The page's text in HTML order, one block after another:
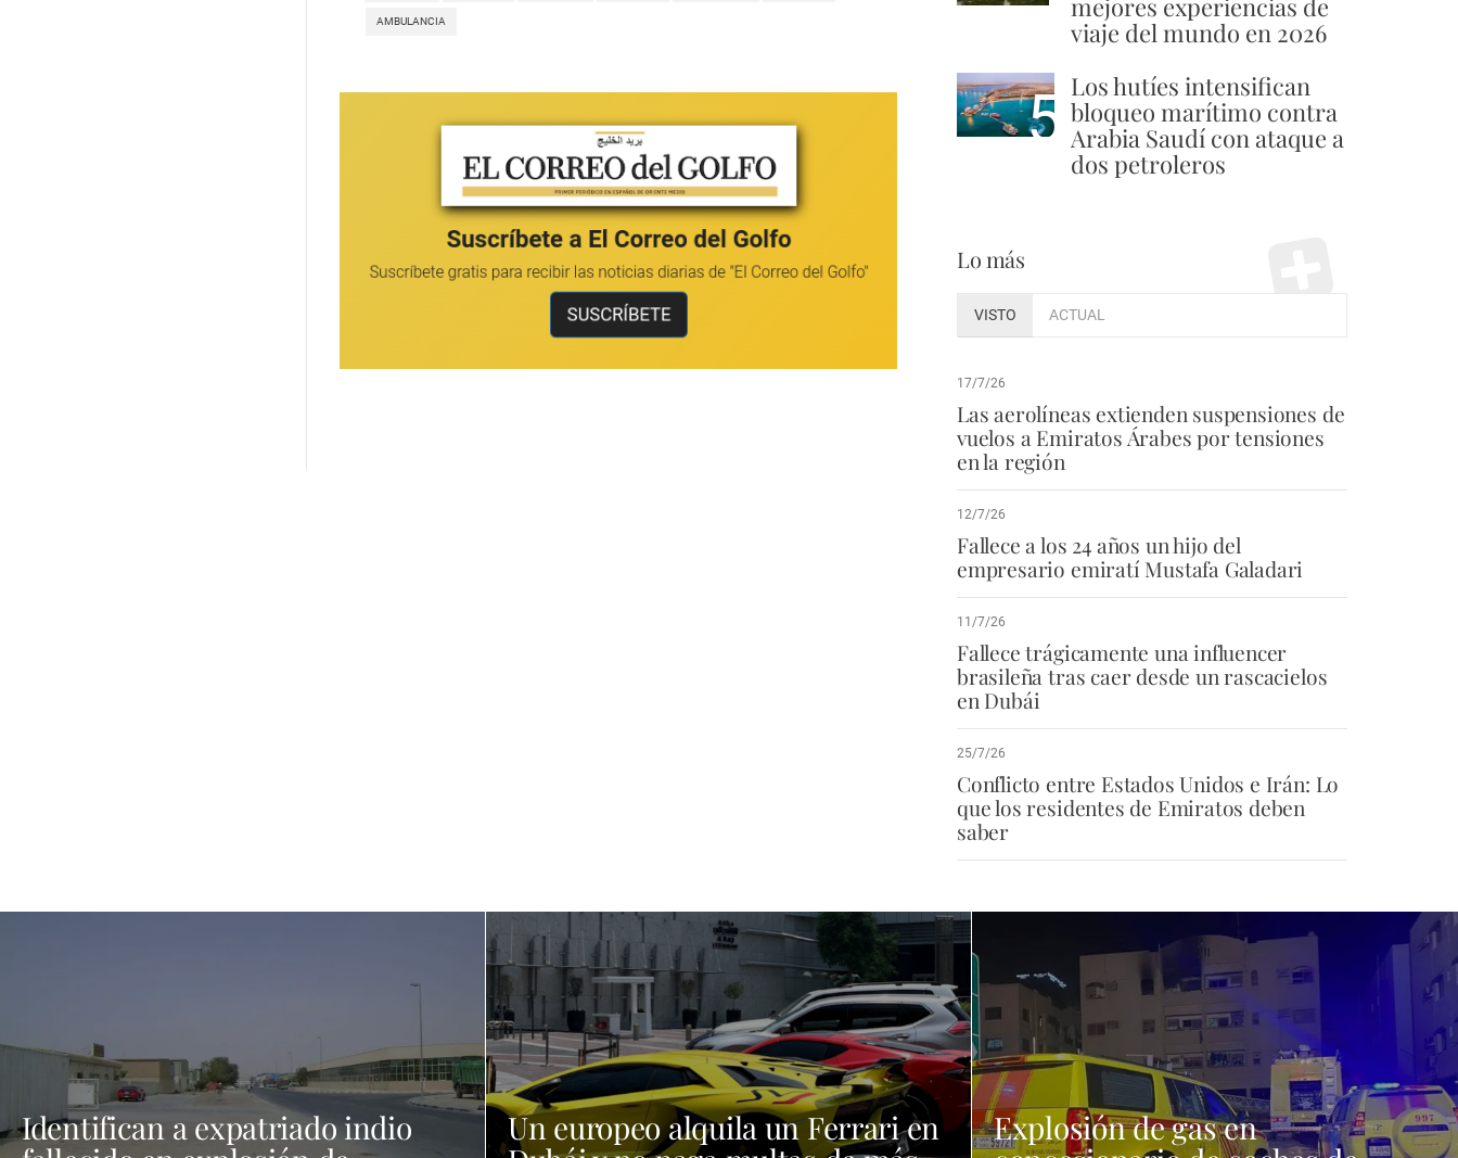
AMBULANCIA
viaje del mundo en 2026
5 Los hutíes intensifican
bloqueo marítimo contra
Arabia Saudí con ataque a
dos petroleros
Lo más
VISTO ACTUAL
17/7/26
Las aerolíneas extienden suspensiones de
vuelos a Emiratos Árabes por tensiones
en la región
12/7/26
Fallece a los 24 años un hijo del
empresario emiratí Mustafa Galadari
11/7/26
Fallece trágicamente una influencer
brasileña tras caer desde un rascacielos
en Dubái
25/7/26
Conflicto entre Estados Unidos e Irán: Lo
que los residentes de Emiratos deben
saber
Identifican a expatriado indio
Un europeo alquila un Ferrari en
Explosión de gas en